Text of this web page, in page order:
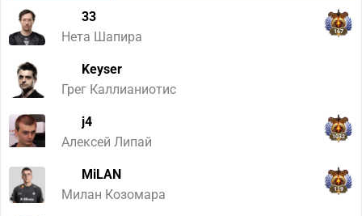
33
Нета Шапира
167
Keyser
Грег Каллианиотис
j4
Алексей Липай
1032
MiLAN
Милан Козомара
119